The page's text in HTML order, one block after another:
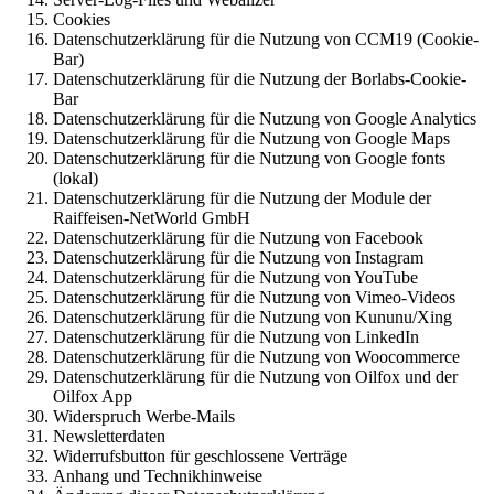
Cookies
Datenschutzerklärung für die Nutzung von CCM19 (Cookie-
Bar)
Datenschutzerklärung für die Nutzung der Borlabs-Cookie-
Bar
Datenschutzerklärung für die Nutzung von Google Analytics
Datenschutzerklärung für die Nutzung von Google Maps
Datenschutzerklärung für die Nutzung von Google fonts
(lokal)
Datenschutzerklärung für die Nutzung der Module der
Raiffeisen-NetWorld GmbH
Datenschutzerklärung für die Nutzung von Facebook
Datenschutzerklärung für die Nutzung von Instagram
Datenschutzerklärung für die Nutzung von YouTube
Datenschutzerklärung für die Nutzung von Vimeo-Videos
Datenschutzerklärung für die Nutzung von Kununu/Xing
Datenschutzerklärung für die Nutzung von LinkedIn
Datenschutzerklärung für die Nutzung von Woocommerce
Datenschutzerklärung für die Nutzung von Oilfox und der
Oilfox App
Widerspruch Werbe-Mails
Newsletterdaten
Widerrufsbutton für geschlossene Verträge
Anhang und Technikhinweise